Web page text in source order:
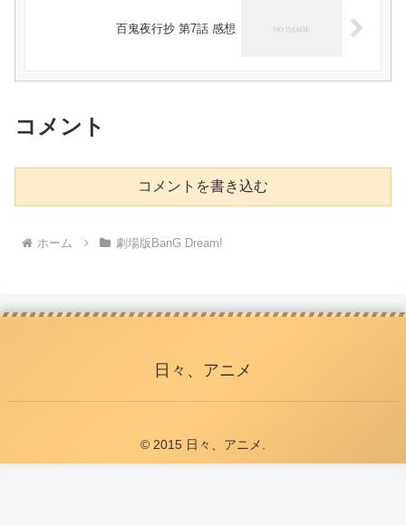
百鬼夜行抄 第7話 感想
コメント
コメントを書き込む
ホーム 劇場版BanG Dream!
日々、アニメ
© 2015 日々、アニメ.